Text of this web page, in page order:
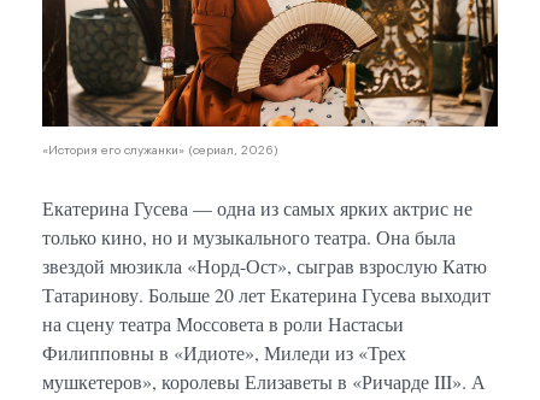
«История его служанки» (сериал, 2026)
Екатерина Гусева — одна из самых ярких актрис не
только кино, но и музыкального театра. Она была
звездой мюзикла «Норд-Ост», сыграв взрослую Катю
Татаринову. Больше 20 лет Екатерина Гусева выходит
на сцену театра Моссовета в роли Настасьи
Филипповны в «Идиоте», Миледи из «Трех
мушкетеров», королевы Елизаветы в «Ричарде III». А